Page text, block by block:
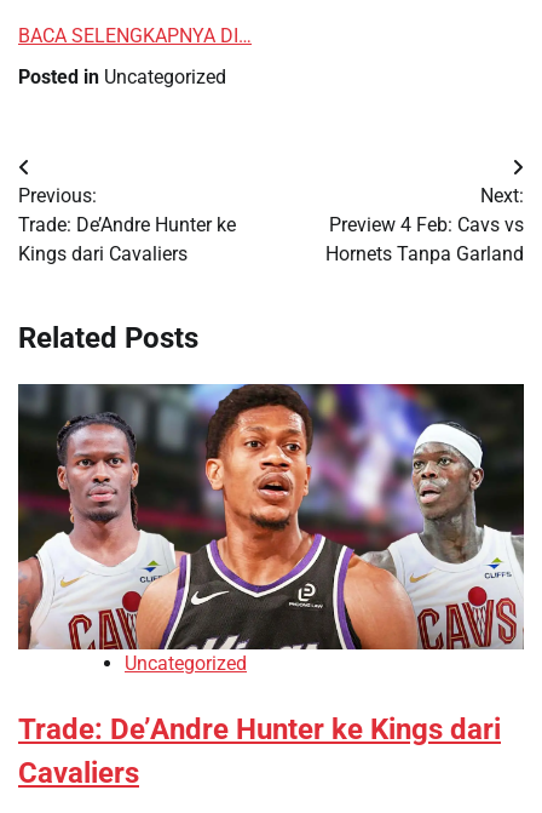
BACA SELENGKAPNYA DI…
Posted in Uncategorized
Post
navigation
Previous:
Trade: De’Andre Hunter ke
Kings dari Cavaliers
Next:
Preview 4 Feb: Cavs vs
Hornets Tanpa Garland
Related Posts
Uncategorized
Trade: De’Andre Hunter ke Kings dari
Cavaliers